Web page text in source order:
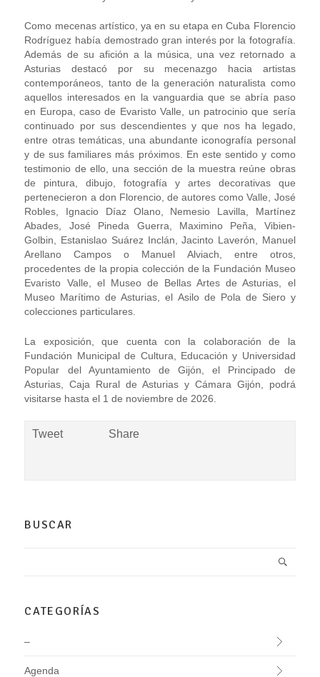
Como mecenas artístico, ya en su etapa en Cuba Florencio
Rodríguez había demostrado gran interés por la fotografía.
Además de su afición a la música, una vez retornado a
Asturias destacó por su mecenazgo hacia artistas
contemporáneos, tanto de la generación naturalista como
aquellos interesados en la vanguardia que se abría paso
en Europa, caso de Evaristo Valle, un patrocinio que sería
continuado por sus descendientes y que nos ha legado,
entre otras temáticas, una abundante iconografía personal
y de sus familiares más próximos. En este sentido y como
testimonio de ello, una sección de la muestra reúne obras
de pintura, dibujo, fotografía y artes decorativas que
pertenecieron a don Florencio, de autores como Valle, José
Robles, Ignacio Díaz Olano, Nemesio Lavilla, Martínez
Abades, José Pineda Guerra, Maximino Peña, Vibien-
Golbin, Estanislao Suárez Inclán, Jacinto Laverón, Manuel
Arellano Campos o Manuel Alviach, entre otros,
procedentes de la propia colección de la Fundación Museo
Evaristo Valle, el Museo de Bellas Artes de Asturias, el
Museo Marítimo de Asturias, el Asilo de Pola de Siero y
colecciones particulares.
La exposición, que cuenta con la colaboración de la
Fundación Municipal de Cultura, Educación y Universidad
Popular del Ayuntamiento de Gijón, el Principado de
Asturias, Caja Rural de Asturias y Cámara Gijón, podrá
visitarse hasta el 1 de noviembre de 2026.
Tweet Share
BUSCAR
CATEGORÍAS
–
Agenda